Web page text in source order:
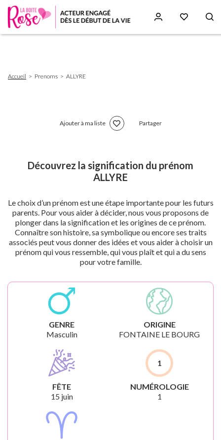
d'Ariane
Accueil Prenoms ALLYRE
Ajouter à ma liste Partager
Découvrez la signification du prénom
ALLYRE
Le choix d’un prénom est une étape importante pour les futurs
parents. Pour vous aider à décider, nous vous proposons de
plonger dans la signification et les origines de ce prénom.
Connaître son histoire, sa symbolique ou encore ses traits
associés peut vous donner des idées et vous aider à choisir un
prénom qui vous ressemble, qui vous plaît et qui a du sens
pour votre famille.
GENRE
Masculin
ORIGINE
FONTAINE LE BOURG
FÊTE
15 juin
1
NUMÉROLOGIE
1